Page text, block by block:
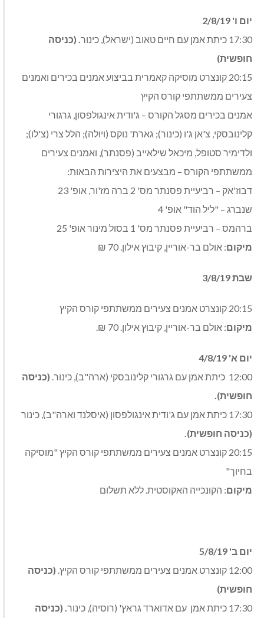
יום ו' 2/8/19
17:30 כיתת אמן עם חיים טאוב (ישראל), כינור
. (כניסה
חופשית)
20:15 קונצרט מוסיקה קאמרית בביצוע אמנים בכירים ואמנים
צעירים ממשתתפי קורס הקיץ
אמנים בכירים מסגל הקורס – ג'ודית אינגולפסון, גרגורי
קלינובסקי, צ'אן ג'ו (כינור); גארת' נוקס (ויולה); הלל צרי (צ'לו);
ולדימיר סטופל, מיכאל שילאייב (פסנתר), ואמנים צעירים
ממשתתפי הקורס – מבצעים את היצירות הבאות:
דבוז'אק – רביעיית פסנתר מס' 2 ברה מז'ור, אופ' 23
שנברג – "ליל הוד" אופ' 4
ברהמס – רביעיית פסנתר מס' 1 בסול מינור אופ' 25
מיקום: אולם בר-אוריין, קיבוץ אילון. 70 ₪
שבת 3/8/19
20:15 קונצרט אמנים צעירים ממשתתפי קורס הקיץ
מיקום: אולם בר-אוריין, קיבוץ אילון. 70 ₪.
יום א' 4/8/19
12:00 כיתת אמן עם גרגורי קלינובסקי (ארה"ב), כינור.
(כניסה
חופשית).
17:30 כיתת אמן עם ג'ודית אינגולפסון (איסלנד וארה"ב), כינור
(כניסה חופשית).
20:15 קונצרט אמנים צעירים ממשתתפי קורס הקיץ "מוסיקה
בחיוך"
מיקום: הקונכייה האקוסטית. ללא תשלום
יום ב' 5/8/19
12:00 קונצרט אמנים צעירים ממשתתפי קורס הקיץ.
(כניסה
חופשית)
17:30 כיתת אמן עם אדוארד גראץ' (רוסיה), כינור
. (כניסה